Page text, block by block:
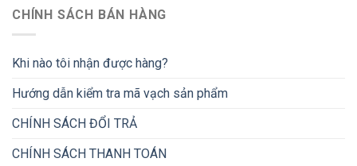
CHÍNH SÁCH BÁN HÀNG
Khi nào tôi nhận được hàng?
Hướng dẫn kiểm tra mã vạch sản phẩm
CHÍNH SÁCH ĐỔI TRẢ
CHÍNH SÁCH THANH TOÁN